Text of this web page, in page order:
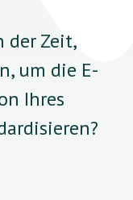
der Zeit,
um die E-
Ihres